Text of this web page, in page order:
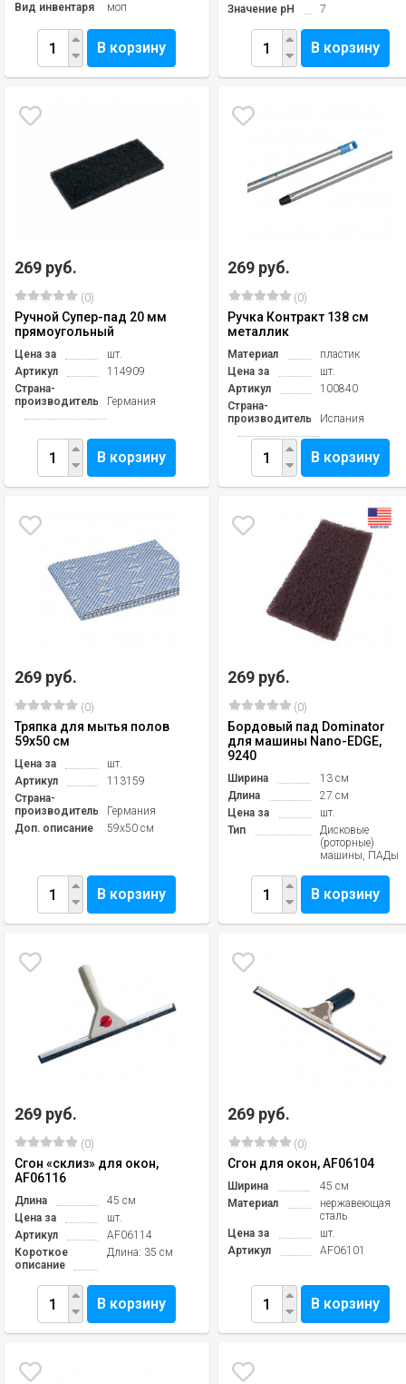
Вид инвентаря
моп
В корзину
Значение pH
7
В корзину
269 руб.
(0)
Ручной Супер-пад 20 мм
прямоугольный
Цена за
шт.
Артикул
114909
Страна-
производитель
Германия
В корзину
269 руб.
(0)
Ручка Контракт 138 см
металлик
Материал
пластик
Цена за
шт.
Артикул
100840
Страна-
производитель
Испания
В корзину
269 руб.
(0)
Тряпка для мытья полов
59х50 см
Цена за
шт.
Артикул
113159
Страна-
производитель
Германия
Доп. описание
59х50 см
В корзину
269 руб.
(0)
Бордовый пад Dominator
для машины Nano-EDGE,
9240
Ширина
13 см
Длина
27 см
Цена за
шт.
Тип
Дисковые
(роторные)
машины, ПАДы
В корзину
269 руб.
(0)
Сгон «склиз» для окон,
AF06116
Длина
45 см
Цена за
шт.
Артикул
AF06114
Короткое
описание
Длина: 35 см
В корзину
269 руб.
(0)
Сгон для окон, AF06104
Ширина
45 см
Материал
нержавеющая
сталь
Цена за
шт.
Артикул
AF06101
В корзину